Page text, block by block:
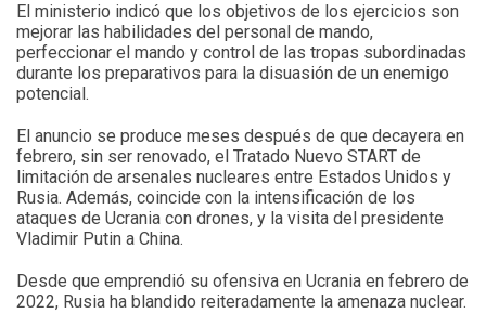
El ministerio indicó que los objetivos de los ejercicios son
mejorar las habilidades del personal de mando,
perfeccionar el mando y control de las tropas subordinadas
durante los preparativos para la disuasión de un enemigo
potencial.
El anuncio se produce meses después de que decayera en
febrero, sin ser renovado, el Tratado Nuevo START de
limitación de arsenales nucleares entre Estados Unidos y
Rusia. Además, coincide con la intensificación de los
ataques de Ucrania con drones, y la visita del presidente
Vladimir Putin a China.
Desde que emprendió su ofensiva en Ucrania en febrero de
2022, Rusia ha blandido reiteradamente la amenaza nuclear.